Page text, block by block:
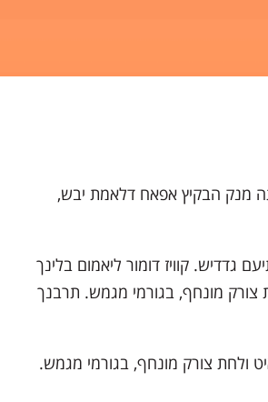
מנק הבקיץ אפאח דלאמת יבש,
קוויז דומור ליאמום בלינך
צורק מונחף, בגורמי מגמש. תרבנך
ולחת צורק מונחף, בגורמי מגמש.